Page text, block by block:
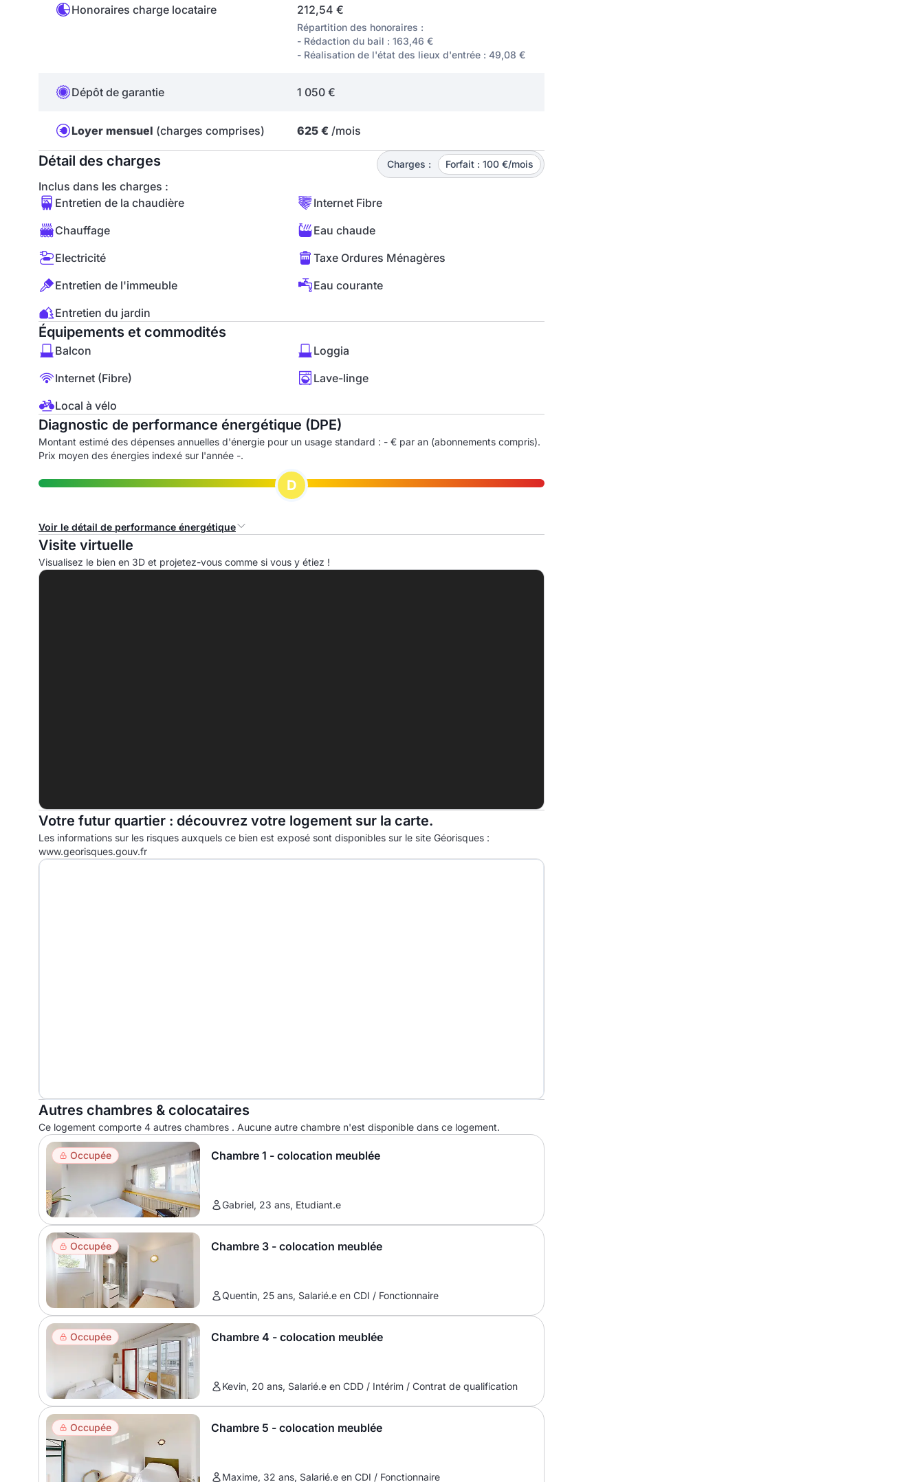
Honoraires charge locataire 212,54 €
Répartition des honoraires :
- Rédaction du bail : 163,46 €
- Réalisation de l'état des lieux d'entrée : 49,08 €
Dépôt de garantie 1 050 €
Loyer mensuel (charges comprises) 625 € /mois
Détail des charges Charges : Forfait : 100 €/mois
Inclus dans les charges :
Entretien de la chaudière
Internet Fibre
Chauffage
Eau chaude
Electricité
Taxe Ordures Ménagères
Entretien de l'immeuble
Eau courante
Entretien du jardin
Équipements et commodités
Balcon
Loggia
Internet (Fibre)
Lave-linge
Local à vélo
Diagnostic de performance énergétique (DPE)
Montant estimé des dépenses annuelles d'énergie pour un usage standard : - € par an (abonnements compris).
Prix moyen des énergies indexé sur l'année -.
D
Voir le détail de performance énergétique
Consommation d'énergie primaire (CEP) Indice d'émission de gaz à effet de serre (EGES)
Visite virtuelle
Visualisez le bien en 3D et projetez-vous comme si vous y étiez !
Votre futur quartier : découvrez votre logement sur la carte.
Les informations sur les risques auxquels ce bien est exposé sont disponibles sur le site Géorisques :
www.georisques.gouv.fr
Autres chambres & colocataires
Ce logement comporte 4 autres chambres . Aucune autre chambre n'est disponible dans ce logement.
Occupée Chambre 1 - colocation meublée
Gabriel, 23 ans, Etudiant.e
Occupée Chambre 3 - colocation meublée
Quentin, 25 ans, Salarié.e en CDI / Fonctionnaire
Occupée Chambre 4 - colocation meublée
Kevin, 20 ans, Salarié.e en CDD / Intérim / Contrat de qualification
Occupée Chambre 5 - colocation meublée
Maxime, 32 ans, Salarié.e en CDI / Fonctionnaire